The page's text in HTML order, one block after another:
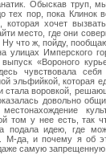
Обыскав труп,
тех пор, пока Клинок
которая хочет
место, где они
что ж, пойду,
улицах Имперского
«Вороного
чувствовала
эльфийкой, которая
стала воровкой,
довольно
том у нее есть, так
подала идею, где
М-да, и почему я об
самую запрещенную.